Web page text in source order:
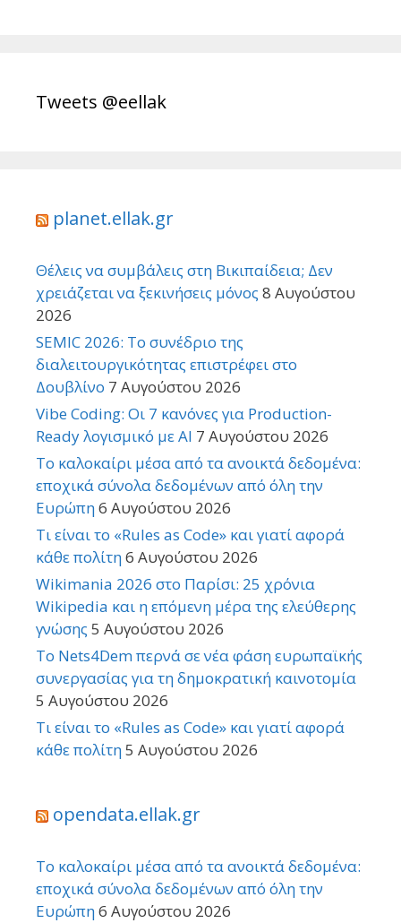
Tweets @eellak
planet.ellak.gr
Θέλεις να συμβάλεις στη Βικιπαίδεια; Δεν
χρειάζεται να ξεκινήσεις μόνος 8 Αυγούστου
2026
SEMIC 2026: Το συνέδριο της
διαλειτουργικότητας επιστρέφει στο
Δουβλίνο 7 Αυγούστου 2026
Vibe Coding: Οι 7 κανόνες για Production-
Ready λογισμικό με AI 7 Αυγούστου 2026
Το καλοκαίρι μέσα από τα ανοικτά δεδομένα:
εποχικά σύνολα δεδομένων από όλη την
Ευρώπη6 Αυγούστου 2026
Τι είναι το «Rules as Code» και γιατί αφορά
κάθε πολίτη6 Αυγούστου 2026
Wikimania 2026 στο Παρίσι: 25 χρόνια
Wikipedia και η επόμενη μέρα της ελεύθερης
γνώσης 5 Αυγούστου 2026
Το Nets4Dem περνά σε νέα φάση ευρωπαϊκής
συνεργασίας για τη δημοκρατική καινοτομία
5 Αυγούστου 2026
Τι είναι το «Rules as Code» και γιατί αφορά
κάθε πολίτη5 Αυγούστου 2026
opendata.ellak.gr
Το καλοκαίρι μέσα από τα ανοικτά δεδομένα:
εποχικά σύνολα δεδομένων από όλη την
Ευρώπη6 Αυγούστου 2026